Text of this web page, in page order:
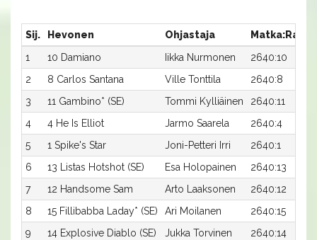
Sij. Hevonen Ohjastaja
Matka:Rata
1
10 Damiano Iikka Nurmonen
2640:10
2
8 Carlos Santana Ville Tonttila
2640:8
3
11 Gambino* (SE) Tommi Kylliäinen
2640:11
4
4 He Is Elliot Jarmo Saarela
2640:4
5
1 Spike's Star Joni-Petteri Irri
2640:1
6
13 Listas Hotshot (SE) Esa Holopainen
2640:13
7
12 Handsome Sam Arto Laaksonen
2640:12
8
15 Fillibabba Laday* (SE) Ari Moilanen
2640:15
9
14 Explosive Diablo (SE) Jukka Torvinen 2640:14